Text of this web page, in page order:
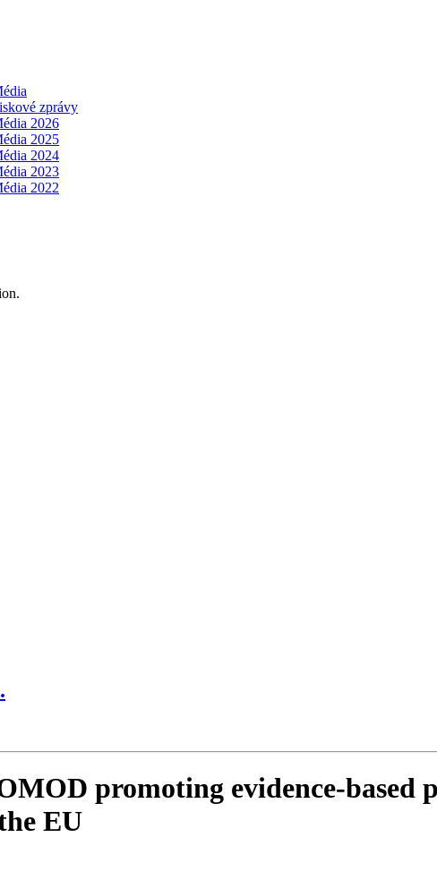
zprávy
2026
2025
2024
2023
2022
promoting evidence-based
EU